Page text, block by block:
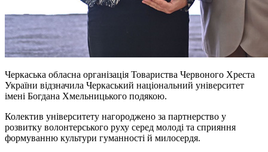
Черкаська обласна організація Товариства Червоного Хреста
України відзначила Черкаський національний університет
імені Богдана Хмельницького подякою.
Колектив університету нагороджено за партнерство у
розвитку волонтерського руху серед молоді та сприяння
формуванню культури гуманності й милосердя.